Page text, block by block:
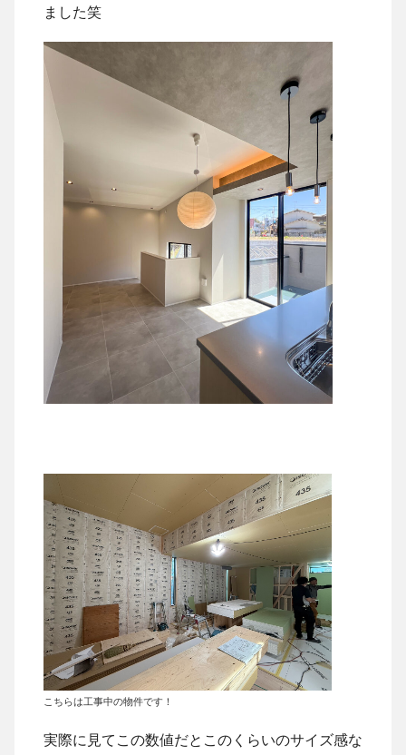
ました笑
こちらは工事中の物件です！
実際に見てこの数値だとこのくらいのサイズ感な